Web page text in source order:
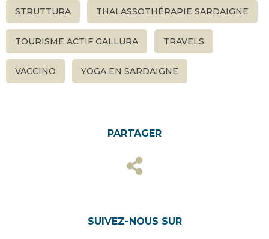
STRUTTURA THALASSOTHÉRAPIE SARDAIGNE
TOURISME ACTIF GALLURA TRAVELS
VACCINO YOGA EN SARDAIGNE
PARTAGER
SUIVEZ-NOUS SUR